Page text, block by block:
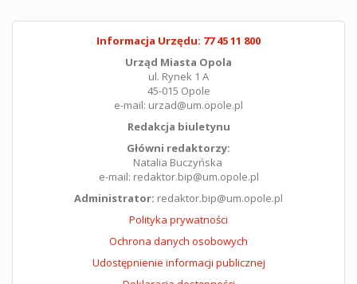
Informacja Urzędu: 77 45 11 800
Urząd Miasta Opola
ul. Rynek 1 A
45-015 Opole
e-mail: urzad@um.opole.pl
Redakcja biuletynu
Główni redaktorzy:
Natalia Buczyńska
e-mail: redaktor.bip@um.opole.pl
Administrator: redaktor.bip@um.opole.pl
Polityka prywatności
Ochrona danych osobowych
Udostępnienie informacji publicznej